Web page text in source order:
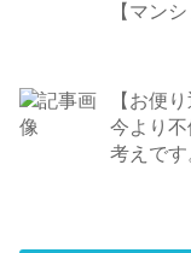
【マン
【お便
今より
考えです